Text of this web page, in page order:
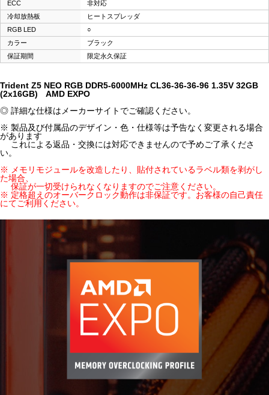
ECC
非対応
冷却放熱板
ヒートスプレッダ
RGB LED
○
カラー
ブラック
保証期間
限定永久保証
Trident Z5 NEO RGB DDR5-6000MHz CL36-36-36-96 1.35V 32GB
(2x16GB) AMD EXPO
◎ 詳細な仕様はメーカーサイトでご確認ください。
※ 製品及び付属品のデザイン・色・仕様等は予告なく変更される場合
があります
これによる返品・交換には対応できませんので予めご了承くださ
い。
※ メモリモジュールを改造したり、貼付されているラベル類を剥がし
た場合、
保証が一切受けられなくなりますのでご注意ください。
※ 定格超えのオーバークロック動作は非保証です。お客様の自己責任
にてご利用ください。